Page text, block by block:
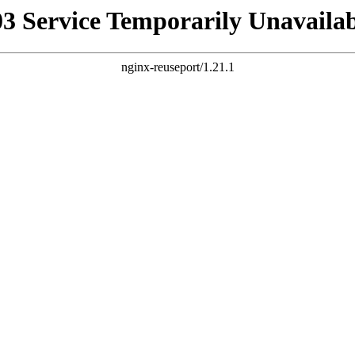
Service Temporarily
nginx-reuseport/1.21.1